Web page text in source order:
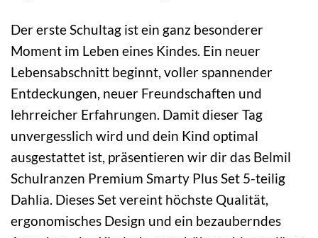
Der erste Schultag ist ein ganz besonderer
Moment im Leben eines Kindes. Ein neuer
Lebensabschnitt beginnt, voller spannender
Entdeckungen, neuer Freundschaften und
lehrreicher Erfahrungen. Damit dieser Tag
unvergesslich wird und dein Kind optimal
ausgestattet ist, präsentieren wir dir das Belmil
Schulranzen Premium Smarty Plus Set 5-teilig
Dahlia. Dieses Set vereint höchste Qualität,
ergonomisches Design und ein bezauberndes